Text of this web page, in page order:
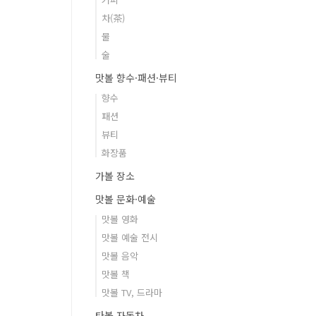
차(茶)
물
술
맛볼 향수·패션·뷰티
향수
패션
뷰티
화장품
가볼 장소
맛볼 문화·예술
맛볼 영화
맛볼 예술 전시
맛볼 음악
맛볼 책
맛볼 TV, 드라마